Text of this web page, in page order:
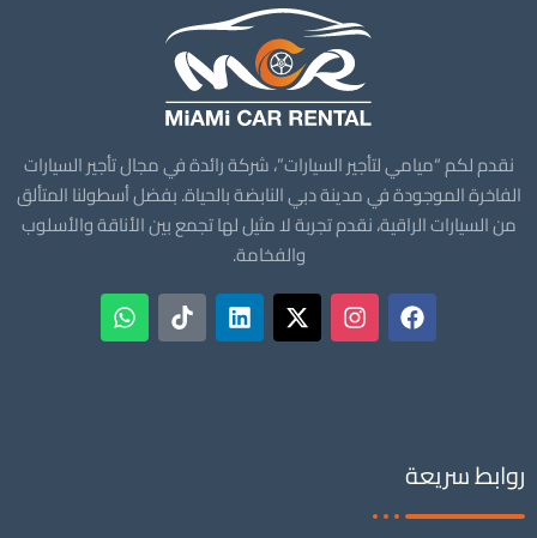
نقدم لكم “ميامي لتأجير السيارات”، شركة رائدة في مجال تأجير السيارات
الفاخرة الموجودة في مدينة دبي النابضة بالحياة. بفضل أسطولنا المتألق
من السيارات الراقية، نقدم تجربة لا مثيل لها تجمع بين الأناقة والأسلوب
والفخامة.
روابط سريعة